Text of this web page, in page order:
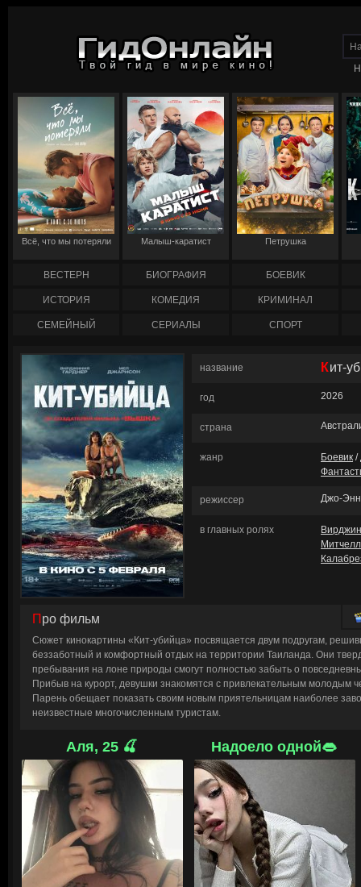
Всё, что мы потеряли Малыш-каратист Петрушка
ВЕСТЕРН БИОГРАФИЯ БОЕВИК
ИСТОРИЯ КОМЕДИЯ КРИМИНАЛ
СЕМЕЙНЫЙ СЕРИАЛЫ СПОРТ
название Кит-
год 2026
страна
жанр Боевик /
режиссер Джо-
в главных ролях
Про фильм
Сюжет кинокартины «Кит-убийца» посвящается двум подругам,
беззаботный и комфортный отдых на территории Таиланда. Они
пребывания на лоне природы смогут полностью забыть о
Прибыв на курорт, девушки знакомятся с привлекательным молодым
Парень обещает показать своим новым приятельницам наиболее
неизвестные многочисленным туристам.
Эти трое обнаруживают уединенную лагуну и первоначально
спокойном месте, где до спутников не доносится раздражающий
дамы подвергаются беспощадному нападению со стороны косатки,
долгих лет нахождения в плену. Агрессивный хищник жаждет мести, и
смертоносную ловушку. С этого момента девушки и Джош вынуждены
свое спасение, рассчитывая при этом только на собственные силы.
найти возможность уменьшить ярость огромного животного,
неверного шага окажутся необратимыми.© ГидОнлайн
Аля, 25 🍒 Надоело одной👄